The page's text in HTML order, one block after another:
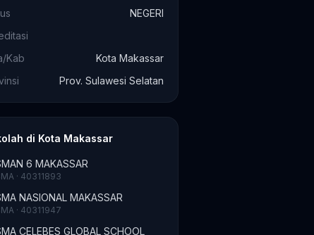
NEGERI
Kab
Kota Makassar
Prov. Sulawesi Selatan
di Kota Makassar
6 MAKASSAR
· 40311893
NASIONAL MAKASSAR
· 40311947
CELEBES GLOBAL SCHOOL